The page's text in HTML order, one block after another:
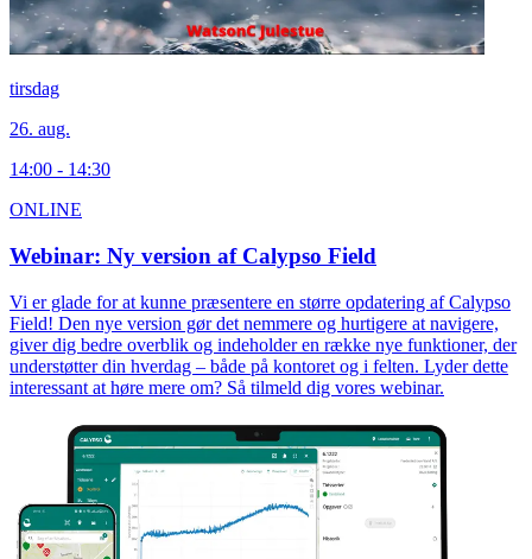
tirsdag
26. aug.
14:00 - 14:30
ONLINE
Webinar: Ny version af Calypso Field
Vi er glade for at kunne præsentere en større opdatering af Calypso
Field! Den nye version gør det nemmere og hurtigere at navigere,
giver dig bedre overblik og indeholder en række nye funktioner, der
understøtter din hverdag – både på kontoret og i felten. Lyder dette
interessant at høre mere om? Så tilmeld dig vores webinar.